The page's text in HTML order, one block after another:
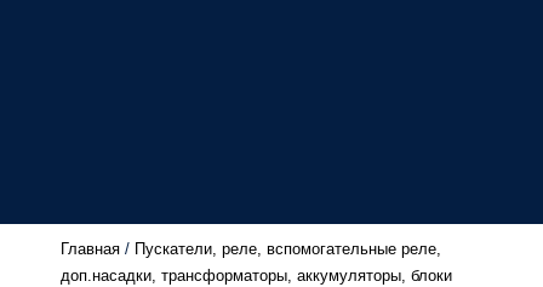
Главная / Пускатели, реле, вспомогательные реле,
доп.насадки, трансформаторы, аккумуляторы, блоки